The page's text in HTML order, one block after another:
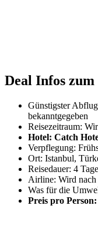
Deal Infos
Günstigster
bekanntgegeben
Reisezeitraum:
Hotel: Catch
Verpflegung:
Ort: Istanbul,
Reisedauer: 4 Tage
Airline: Wird
Was für die
Preis pro Person: